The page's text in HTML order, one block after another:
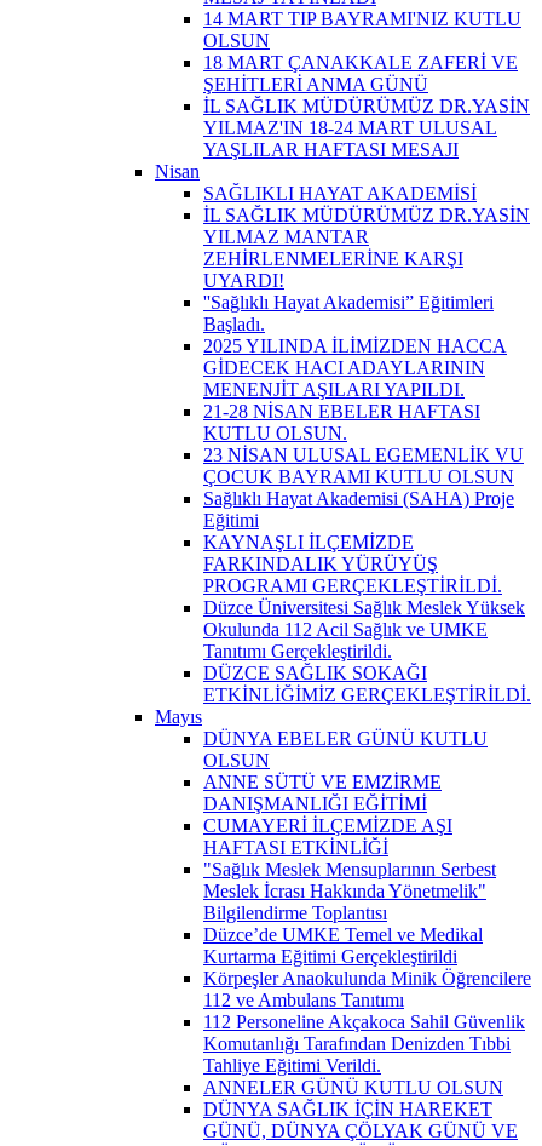
14 MART TIP BAYRAMI'NIZ KUTLU
OLSUN
18 MART ÇANAKKALE ZAFERİ VE
ŞEHİTLERİ ANMA GÜNÜ
İL SAĞLIK MÜDÜRÜMÜZ DR.YASİN
YILMAZ'IN 18-24 MART ULUSAL
YAŞLILAR HAFTASI MESAJI
Nisan
SAĞLIKLI HAYAT AKADEMİSİ
İL SAĞLIK MÜDÜRÜMÜZ DR.YASİN
YILMAZ MANTAR
ZEHİRLENMELERİNE KARŞI
UYARDI!
''Sağlıklı Hayat Akademisi” Eğitimleri
Başladı.
2025 YILINDA İLİMİZDEN HACCA
GİDECEK HACI ADAYLARININ
MENENJİT AŞILARI YAPILDI.
21-28 NİSAN EBELER HAFTASI
KUTLU OLSUN.
23 NİSAN ULUSAL EGEMENLİK VU
ÇOCUK BAYRAMI KUTLU OLSUN
Sağlıklı Hayat Akademisi (SAHA) Proje
Eğitimi
KAYNAŞLI İLÇEMİZDE
FARKINDALIK YÜRÜYÜŞ
PROGRAMI GERÇEKLEŞTİRİLDİ.
Düzce Üniversitesi Sağlık Meslek Yüksek
Okulunda 112 Acil Sağlık ve UMKE
Tanıtımı Gerçekleştirildi.
DÜZCE SAĞLIK SOKAĞI
ETKİNLİĞİMİZ GERÇEKLEŞTİRİLDİ.
Mayıs
DÜNYA EBELER GÜNÜ KUTLU
OLSUN
ANNE SÜTÜ VE EMZİRME
DANIŞMANLIĞI EĞİTİMİ
CUMAYERİ İLÇEMİZDE AŞI
HAFTASI ETKİNLİĞİ
"Sağlık Meslek Mensuplarının Serbest
Meslek İcrası Hakkında Yönetmelik"
Bilgilendirme Toplantısı
Düzce’de UMKE Temel ve Medikal
Kurtarma Eğitimi Gerçekleştirildi
Körpeşler Anaokulunda Minik Öğrencilere
112 ve Ambulans Tanıtımı
112 Personeline Akçakoca Sahil Güvenlik
Komutanlığı Tarafından Denizden Tıbbi
Tahliye Eğitimi Verildi.
ANNELER GÜNÜ KUTLU OLSUN
DÜNYA SAĞLIK İÇİN HAREKET
GÜNÜ, DÜNYA ÇÖLYAK GÜNÜ VE